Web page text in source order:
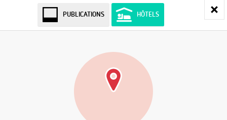
PUBLICATIONS HÔTELS